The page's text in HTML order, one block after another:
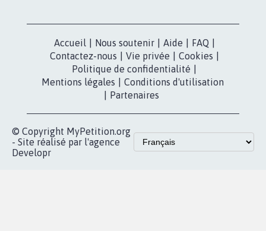
Accueil Nous soutenir Aide FAQ
Contactez-nous
Vie privée Cookies
Politique de confidentialité
Mentions légales
Conditions d'utilisation
Partenaires
© Copyright MyPetition.org
- Site réalisé par l'agence
Developr